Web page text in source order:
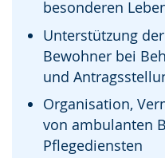
besonderen
Unterstützung
Bewohner bei
und
Organisation,
von ambulanten
Pflegediensten